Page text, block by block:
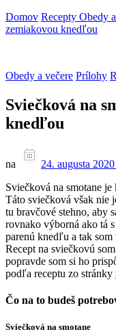
Domov Recepty Obedy
zemiakovou knedľou
Obedy a večere Prílohy
Sviečková na
knedľou
na 24. augusta 2020
Sviečková na smotane
Táto sviečková však nie
tu bravčové stehno, aby
rovnako výborná ako tá
parenú knedľu a tak
Recept na sviečkovú
popravde som si ho
podľa receptu zo stránky
Čo na to budeš
Sviečková na smotane